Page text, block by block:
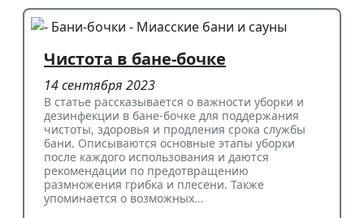
Чистота в бане-бочке
14 сентября 2023
В статье рассказывается о важности уборки и
дезинфекции в бане-бочке для поддержания
чистоты, здоровья и продления срока службы
бани. Описываются основные этапы уборки
после каждого использования и даются
рекомендации по предотвращению
размножения грибка и плесени. Также
упоминается о возможных…